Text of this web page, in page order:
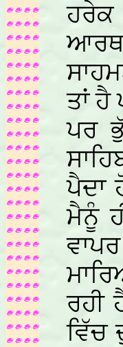
ਹਰੇਕ
ਤਾਂ ਹੈ
ਪਰ
ਪੈਦਾ
ਮੈਨੂੰ
ਰਹੀ
ਵਿੱਚ